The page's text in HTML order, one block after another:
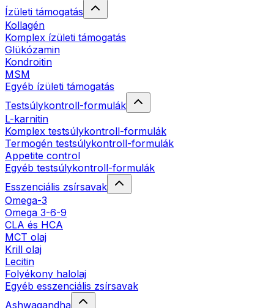
Ízületi támogatás
Kollagén
Komplex ízületi támogatás
Glükózamin
Kondroitin
MSM
Egyéb ízületi támogatás
Testsúlykontroll-formulák
L-karnitin
Komplex testsúlykontroll-formulák
Termogén testsúlykontroll-formulák
Appetite control
Egyéb testsúlykontroll-formulák
Esszenciális zsírsavak
Omega-3
Omega 3-6-9
CLA és HCA
MCT olaj
Krill olaj
Lecitin
Folyékony halolaj
Egyéb esszenciális zsírsavak
Ashwagandha